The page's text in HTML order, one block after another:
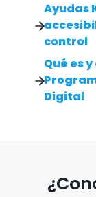
Ayudas
control
Qué es
Digital